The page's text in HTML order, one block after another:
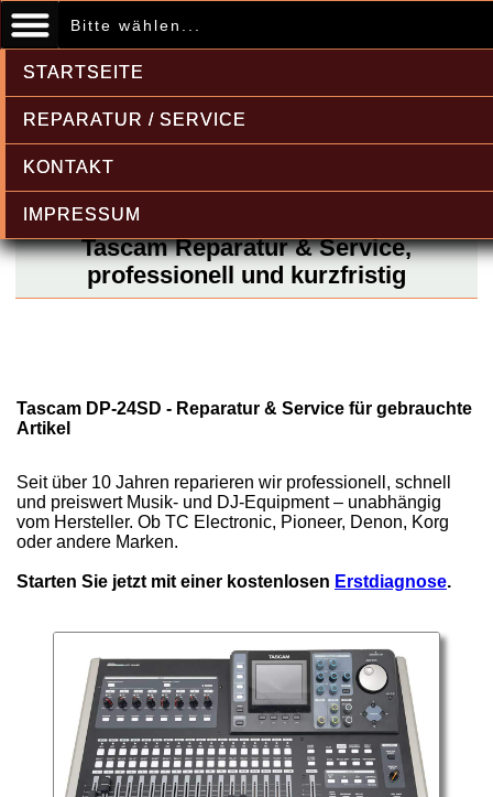
Bitte wählen...
STARTSEITE
REPARATUR / SERVICE
KONTAKT
IMPRESSUM
Tascam Reparatur & Service,
professionell und kurzfristig
Tascam DP-24SD - Reparatur & Service für gebrauchte
Artikel
Seit über 10 Jahren reparieren wir professionell, schnell
und preiswert Musik- und DJ-Equipment – unabhängig
vom Hersteller. Ob TC Electronic, Pioneer, Denon, Korg
oder andere Marken.
Starten Sie jetzt mit einer kostenlosen Erstdiagnose.